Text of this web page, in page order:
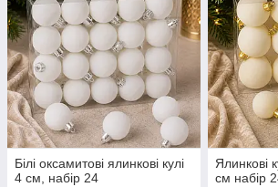
Білі оксамитові ялинкові кулі
4 см, набір 24
Ялинкові
см набір